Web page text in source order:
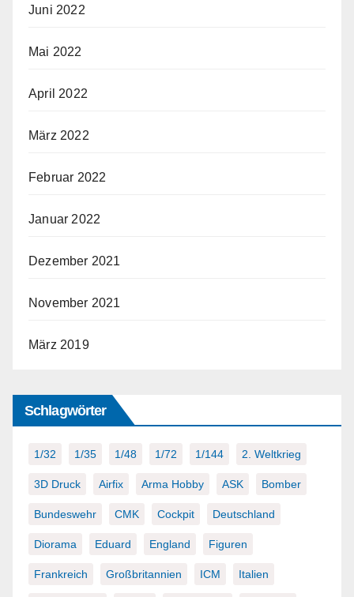
Juni 2022
Mai 2022
April 2022
März 2022
Februar 2022
Januar 2022
Dezember 2021
November 2021
März 2019
Schlagwörter
1/32 1/35 1/48 1/72 1/144 2. Weltkrieg
3D Druck Airfix Arma Hobby ASK Bomber
Bundeswehr CMK Cockpit Deutschland
Diorama Eduard England Figuren
Frankreich Großbritannien ICM Italien